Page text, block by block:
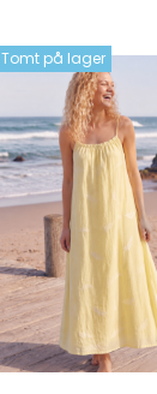
Tomt på lager